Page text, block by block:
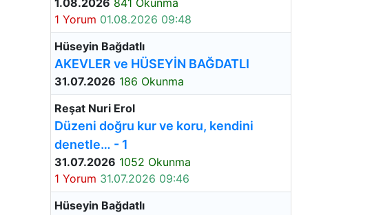
1.08.2026 841 Okunma
1 Yorum 01.08.2026 09:48
Hüseyin Bağdatlı
AKEVLER ve HÜSEYİN BAĞDATLI
31.07.2026 186 Okunma
Reşat Nuri Erol
Düzeni doğru kur ve koru, kendini
denetle… - 1
31.07.2026 1052 Okunma
1 Yorum 31.07.2026 09:46
Hüseyin Bağdatlı